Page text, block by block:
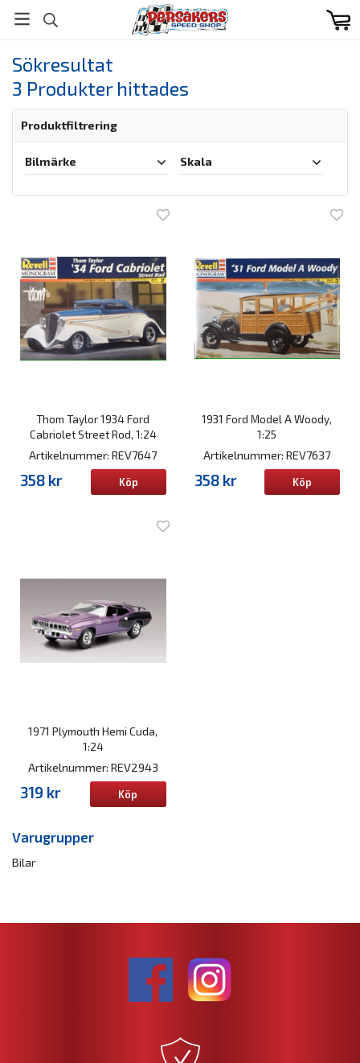
Sökresultat
3 Produkter hittades
Produktfiltrering
Bilmärke Skala
Thom Taylor 1934 Ford
Cabriolet Street Rod, 1:24
Artikelnummer: REV7647
358 kr Köp
1931 Ford Model A Woody,
1:25
Artikelnummer: REV7637
358 kr Köp
1971 Plymouth Hemi Cuda,
1:24
Artikelnummer: REV2943
319 kr Köp
Varugrupper
Bilar